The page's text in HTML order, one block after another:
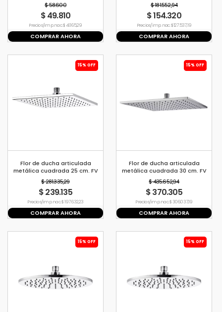
$ 58.600
$ 49.810
Precio s/imp. nac. $ 41.165,29
COMPRAR AHORA
$ 181.552,94
$ 154.320
Precio s/imp. nac. $ 127.537,19
COMPRAR AHORA
15% OFF
Flor de ducha articulada
metálica cuadrada 25 cm. FV
$ 281.335,29
$ 239.135
Precio s/imp. nac. $ 197.632,23
COMPRAR AHORA
15% OFF
Flor de ducha articulada
metálica cuadrada 30 cm. FV
$ 435.652,94
$ 370.305
Precio s/imp. nac. $ 306.037,19
COMPRAR AHORA
15% OFF 15% OFF